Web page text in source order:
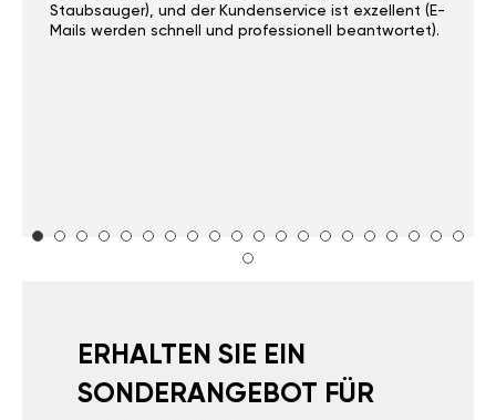
Staubsauger), und der Kundenservice ist exzellent (E-
Mails werden schnell und professionell beantwortet).
ERHALTEN SIE EIN
SONDERANGEBOT FÜR